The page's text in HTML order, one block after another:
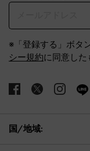
※「登録する」ボタ
シー規約に同意した
国/地域: